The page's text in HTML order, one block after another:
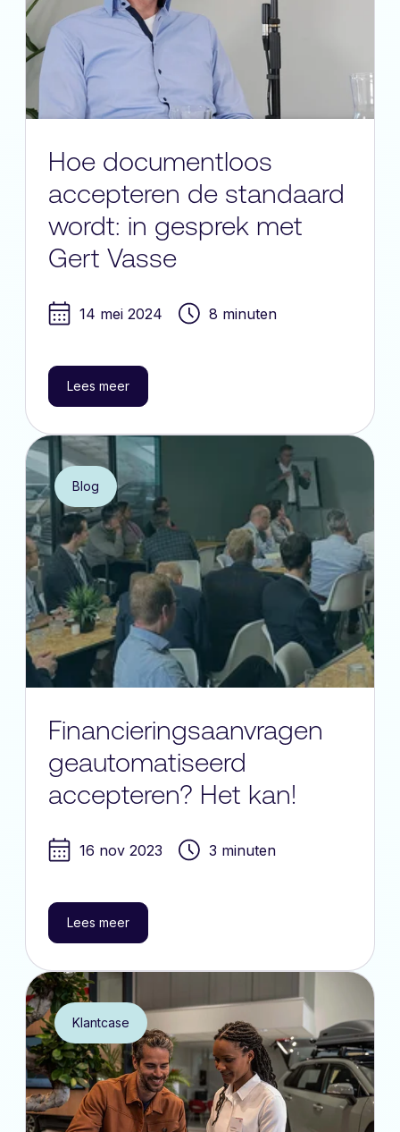
Hoe documentloos
accepteren de standaard
wordt: in gesprek met
Gert Vasse
14 mei 2024 8 minuten
Lees meer
Blog
Financieringsaanvragen
geautomatiseerd
accepteren? Het kan!
16 nov 2023 3 minuten
Lees meer
Klantcase